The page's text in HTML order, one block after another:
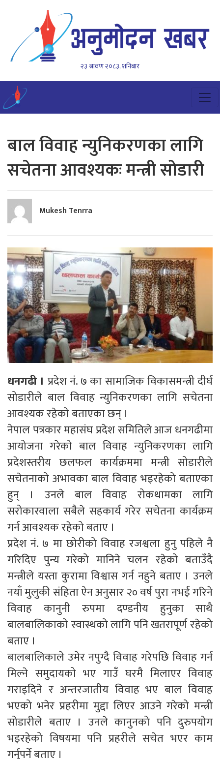
२३ श्रावण २०८३, शनिबार
बाल विवाह न्युनिकरणका लागि
सचेतना आवश्यकः मन्त्री सोडारी
Mukesh Tenrra
धनगढी । प्रदेश नं. ७ का सामाजिक विकासमन्त्री दीर्घ
सोडारीले बाल विवाह न्युनिकरणका लागि सचेतना
आवश्यक रहेको बताएका छन् ।
नेपाल पत्रकार महासंघ प्रदेश समितिले आज धनगढीमा
आयोजना गरेको बाल विवाह न्युनिकरणका लागि
प्रदेशस्तरीय छलफल कार्यक्रममा मन्त्री सोडारीले
सचेतनाको अभावका बाल विवाह भइरहेको बताएका
हुन् । उनले बाल विवाह रोकथामका लागि
सरोकारवाला सबैले सहकार्य गरेर सचेतना कार्यक्रम
गर्न आवश्यक रहेको बताए ।
प्रदेश नं. ७ मा छोरीको विवाह रजश्वला हुनु पहिले नै
गरिदिए पुन्य गरेको मानिने चलन रहेको बताउँदै
मन्त्रीले यस्ता कुरामा विश्वास गर्न नहुने बताए । उनले
नयाँ मुलुकी संहिता ऐन अनुसार २० वर्ष पुरा नभई गरिने
विवाह कानुनी रुपमा दण्डनीय हुनुका साथै
बालबालिकाको स्वास्थको लागि पनि खतरापूर्ण रहेको
बताए ।
बालबालिकाले उमेर नपुग्दै विवाह गरेपछि विवाह गर्न
मिल्ने समुदायको भए गाउँ घरमै मिलाएर विवाह
गराइदिने र अन्तरजातीय विवाह भए बाल विवाह
भएको भनेर प्रहरीमा मुद्दा लिएर आउने गरेको मन्त्री
सोडारीले बताए । उनले कानुनको पनि दुरुपयोग
भइरहेको विषयमा पनि प्रहरीले सचेत भएर काम
गर्नुपर्ने बताए ।